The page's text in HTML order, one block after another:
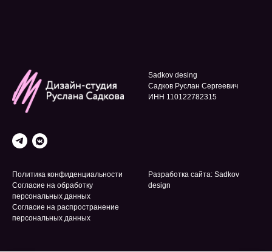
Sadkov desing
Садков Руслан Сергеевич
ИНН 110122782315
Политика конфиденциальности
Согласие на обработку
персональных данных
Согласие на распространение
персональных данных
Разработка сайта: Sadkov
design